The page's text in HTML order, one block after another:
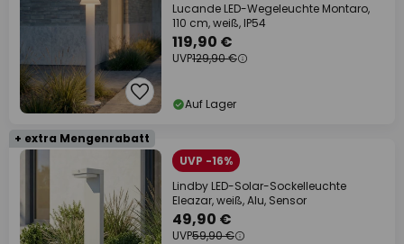
Lucande LED-Wegeleuchte Montaro,
110 cm, weiß, IP54
119,90 €
UVP129,90 €
Auf Lager
+ extra Mengenrabatt
UVP -16%
Lindby LED-Solar-Sockelleuchte
Eleazar, weiß, Alu, Sensor
49,90 €
UVP59,90 €